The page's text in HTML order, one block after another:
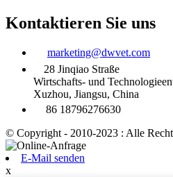
Kontaktieren Sie uns
marketing@dwvet.com
28 Jinqiao Straße
Wirtschafts- und
Xuzhou, Jiangsu, China
86 18796276630
© Copyright - 2010-2023 : Alle
E-Mail senden
x